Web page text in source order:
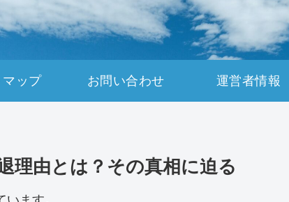
ップ お問い合わせ 運営者情報
理由とは？その真相に迫る